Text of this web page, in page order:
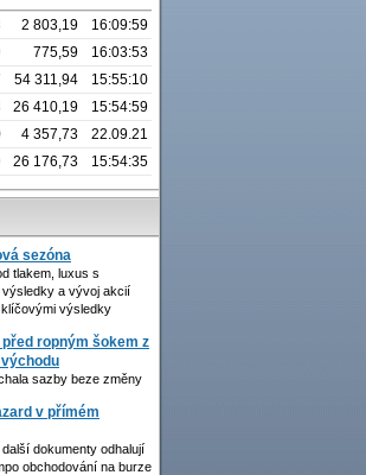
2 803,19
16:09:59
775,59
16:03:53
54 311,94
15:55:10
26 410,19
15:54:59
4 357,73
22.09.21
26 176,73 15:54:35
sezóna
tlakem, luxus s
výsledky a vývoj akcií
výsledky
ropným šokem z
sazby beze změny
v přímém
dokumenty odhalují
obchodování na burze